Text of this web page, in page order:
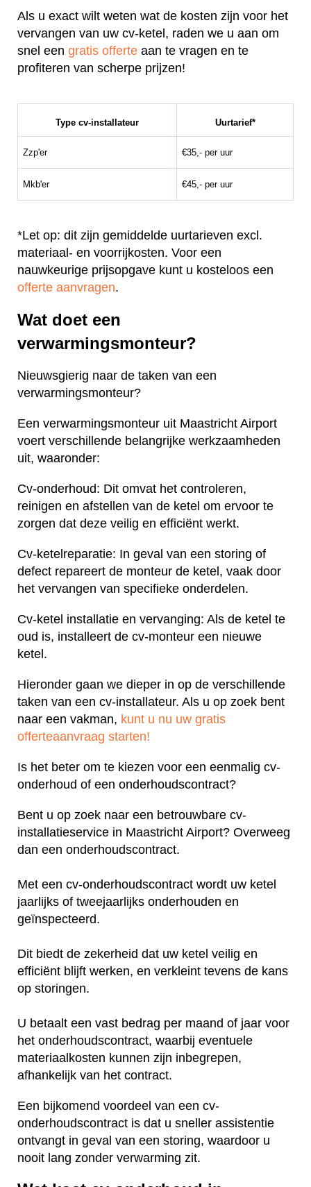
Als u exact wilt weten wat de kosten zijn voor het
vervangen van uw cv-ketel, raden we u aan om
snel een gratis offerte aan te vragen en te
profiteren van scherpe prijzen!
Type cv-installateur Uurtarief*
Zzp'er €35,- per uur
Mkb'er €45,- per uur
*Let op: dit zijn gemiddelde uurtarieven excl.
materiaal- en voorrijkosten. Voor een
nauwkeurige prijsopgave kunt u kosteloos een
offerte aanvragen.
Wat doet een
verwarmingsmonteur?
Nieuwsgierig naar de taken van een
verwarmingsmonteur?
Een verwarmingsmonteur uit Maastricht Airport
voert verschillende belangrijke werkzaamheden
uit, waaronder:
Cv-onderhoud: Dit omvat het controleren,
reinigen en afstellen van de ketel om ervoor te
zorgen dat deze veilig en efficiënt werkt.
Cv-ketelreparatie: In geval van een storing of
defect repareert de monteur de ketel, vaak door
het vervangen van specifieke onderdelen.
Cv-ketel installatie en vervanging: Als de ketel te
oud is, installeert de cv-monteur een nieuwe
ketel.
Hieronder gaan we dieper in op de verschillende
taken van een cv-installateur. Als u op zoek bent
naar een vakman, kunt u nu uw gratis
offerteaanvraag starten!
Is het beter om te kiezen voor een eenmalig cv-
onderhoud of een onderhoudscontract?
Bent u op zoek naar een betrouwbare cv-
installatieservice in Maastricht Airport? Overweeg
dan een onderhoudscontract.
Met een cv-onderhoudscontract wordt uw ketel
jaarlijks of tweejaarlijks onderhouden en
geïnspecteerd.
Dit biedt de zekerheid dat uw ketel veilig en
efficiënt blijft werken, en verkleint tevens de kans
op storingen.
U betaalt een vast bedrag per maand of jaar voor
het onderhoudscontract, waarbij eventuele
materiaalkosten kunnen zijn inbegrepen,
afhankelijk van het contract.
Een bijkomend voordeel van een cv-
onderhoudscontract is dat u sneller assistentie
ontvangt in geval van een storing, waardoor u
nooit lang zonder verwarming zit.